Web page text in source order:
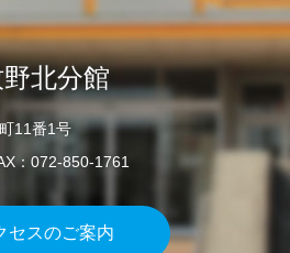
北分館
11番1号
：072-850-1761
セスのご案内